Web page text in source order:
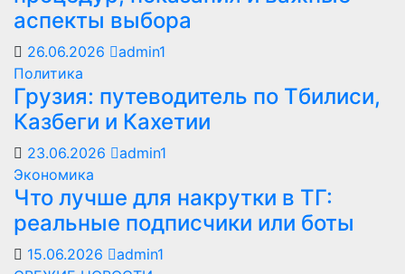
аспекты выбора
26.06.2026
admin1
Политика
Грузия: путеводитель по Тбилиси,
Казбеги и Кахетии
23.06.2026
admin1
Экономика
Что лучше для накрутки в ТГ:
реальные подписчики или боты
15.06.2026
admin1